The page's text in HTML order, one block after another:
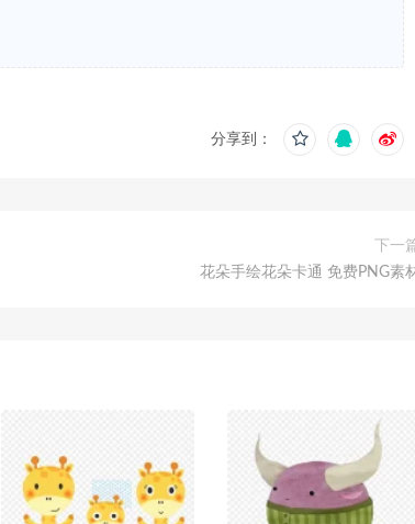
分享到：
下一
花朵手绘花朵卡通 免费PNG素